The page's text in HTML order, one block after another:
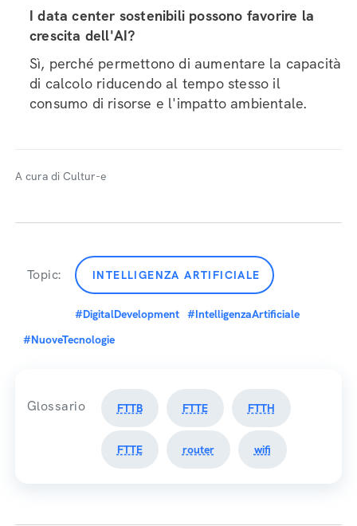
I data center sostenibili possono favorire la
crescita dell'AI?
Sì, perché permettono di aumentare la capacità
di calcolo riducendo al tempo stesso il
consumo di risorse e l'impatto ambientale.
A cura di Cultur-e
Topic: INTELLIGENZA ARTIFICIALE
#DigitalDevelopment #IntelligenzaArtificiale
#NuoveTecnologie
Glossario FTTB FTTE FTTH
FTTE router wifi